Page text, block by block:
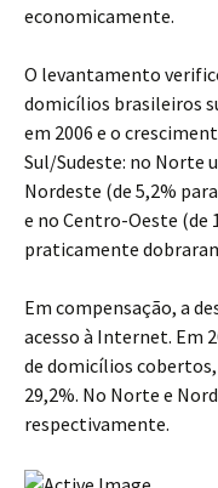
economicamente.
O levantamento
domicílios brasileiros
em 2006 e o
Sul/Sudeste: no Norte
Nordeste (de 5,2%
e no Centro-Oeste (de
praticamente
Em compensação, a
acesso à Internet. Em
de domicílios cobertos,
29,2%. No Norte e
respectivamente.